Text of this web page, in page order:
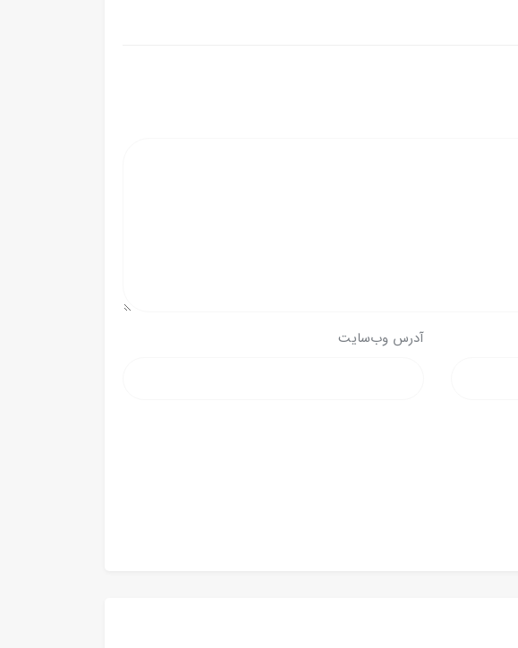
آدرس وب‌سایت